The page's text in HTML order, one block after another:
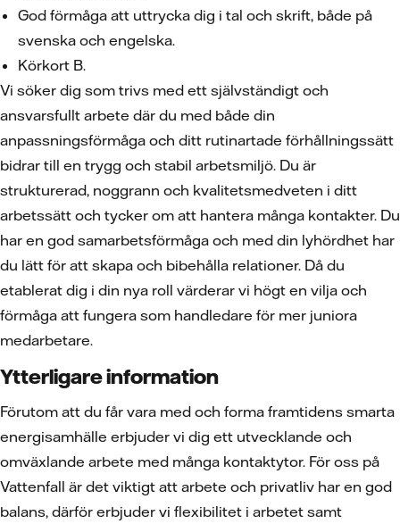
God förmåga att uttrycka dig i tal och skrift, både på
svenska och engelska.
Körkort B.
Vi söker dig som trivs med ett självständigt och
ansvarsfullt arbete där du med både din
anpassningsförmåga och ditt rutinartade förhållningssätt
bidrar till en trygg och stabil arbetsmiljö. Du är
strukturerad, noggrann och kvalitetsmedveten i ditt
arbetssätt och tycker om att hantera många kontakter. Du
har en god samarbetsförmåga och med din lyhördhet har
du lätt för att skapa och bibehålla relationer. Då du
etablerat dig i din nya roll värderar vi högt en vilja och
förmåga att fungera som handledare för mer juniora
medarbetare.
Ytterligare information
Förutom att du får vara med och forma framtidens smarta
energisamhälle erbjuder vi dig ett utvecklande och
omväxlande arbete med många kontaktytor. För oss på
Vattenfall är det viktigt att arbete och privatliv har en god
balans, därför erbjuder vi flexibilitet i arbetet samt